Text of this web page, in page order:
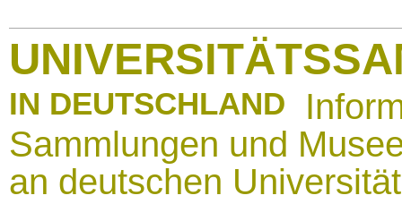
IN DEUTSCHLAND
Sammlungen und
an deutschen